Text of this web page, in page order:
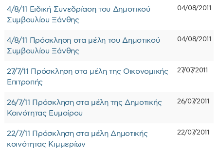
4/8/11 Ειδική Συνεδρίαση του Δημοτικού
Συμβουλίου Ξάνθης
04/08/2011
4/8/11 Πρόσκληση στα μέλη του Δημοτικού
Συμβουλίου Ξάνθης
04/08/2011
27/7/11 Πρόσκληση στα μέλη της Οικονομικής
Επιτροπής
27/07/2011
26/7/11 Πρόσκληση στα μέλη της Δημοτικής
Κοινότητας Ευμοίρου
26/07/2011
22/7/11 Πρόσκληση στα μέλη Δημοτικής
κοινότητας Κιμμερίων
22/07/2011